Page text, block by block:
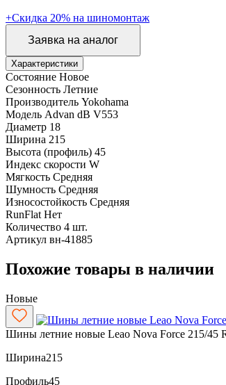
+Скидка 20% на шиномонтаж
Заявка на аналог
Характеристики
Состояние Новое
Сезонность Летние
Производитель Yokohama
Модель Advan dB V553
Диаметр 18
Ширина 215
Высота (профиль) 45
Индекс скорости W
Мягкость Средняя
Шумность Средняя
Износостойкость Средняя
RunFlat Нет
Количество 4 шт.
Артикул вн-41885
Похожие товары в наличии
Новые
Шины летние новые Leao Nova Force 215/45
Ширина215
Профиль45